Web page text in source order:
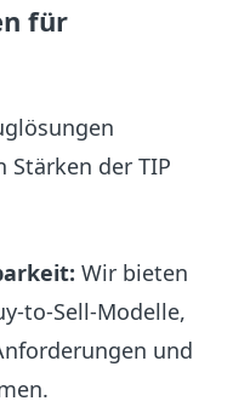
für
Stärken der TIP
Wir bieten
to-Sell-Modelle,
und